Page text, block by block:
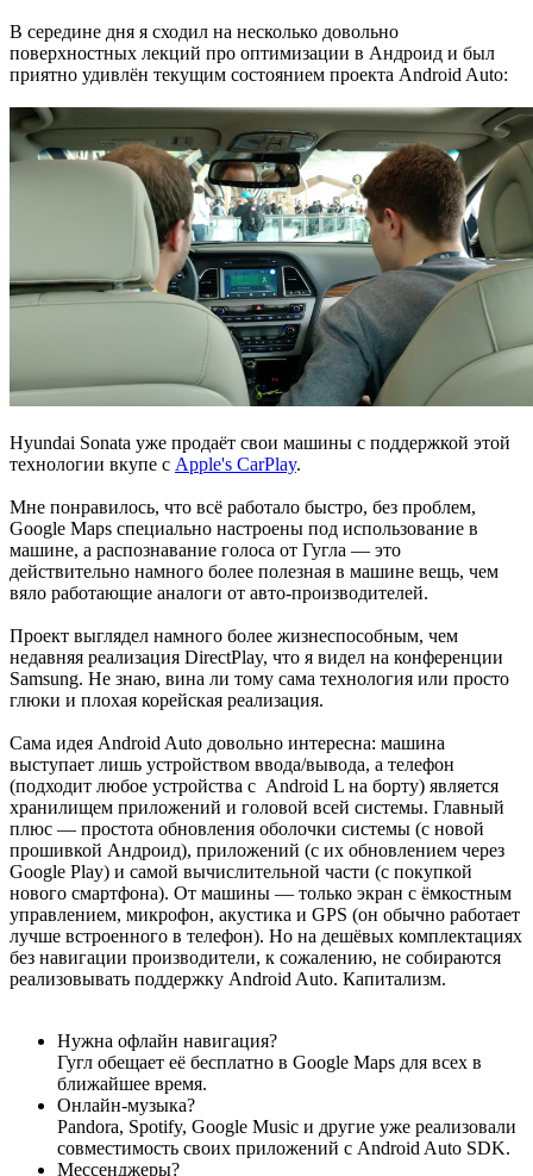
В середине дня я сходил на несколько довольно
поверхностных лекций про оптимизации в Андроид и был
приятно удивлён текущим состоянием проекта Android Auto:
Hyundai Sonata уже продаёт свои машины с поддержкой этой
технологии вкупе с Apple's CarPlay.
Мне понравилось, что всё работало быстро, без проблем,
Google Maps специально настроены под использование в
машине, а распознавание голоса от Гугла — это
действительно намного более полезная в машине вещь, чем
вяло работающие аналоги от авто-производителей.
Проект выглядел намного более жизнеспособным, чем
недавняя реализация DirectPlay, что я видел на конференции
Samsung. Не знаю, вина ли тому сама технология или просто
глюки и плохая корейская реализация.
Сама идея Android Auto довольно интересна: машина
выступает лишь устройством ввода/вывода, а телефон
(подходит любое устройства с Android L на борту) является
хранилищем приложений и головой всей системы. Главный
плюс — простота обновления оболочки системы (с новой
прошивкой Андроид), приложений (с их обновлением через
Google Play) и самой вычислительной части (с покупкой
нового смартфона). От машины — только экран с ёмкостным
управлением, микрофон, акустика и GPS (он обычно работает
лучше встроенного в телефон). Но на дешёвых комплектациях
без навигации производители, к сожалению, не собираются
реализовывать поддержку Android Auto. Капитализм.
Нужна офлайн навигация?
Гугл обещает её бесплатно в Google Maps для всех в
ближайшее время.
Онлайн-музыка?
Pandora, Spotify, Google Music и другие уже реализовали
совместимость своих приложений с Android Auto SDK.
Мессенджеры?